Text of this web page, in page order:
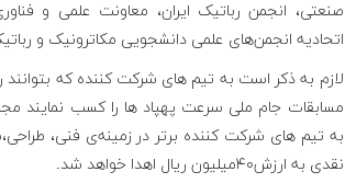
صنعتی، انجمن رباتیک ایران، معاونت علمی و
اتحادیه انجمن‌های علمی دانشجویی مکاترونیک و
لازم به ذکر است به تیم های شرکت کننده که بتوانند
به تیم های شرکت کننده برتر در زمینه‌ی فنی،
نقدی به ارزش۴۰میلیون ریال اهدا خواهد شد.